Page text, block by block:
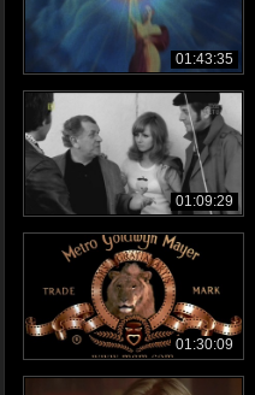
01:43:35
01:09:29
01:30:09